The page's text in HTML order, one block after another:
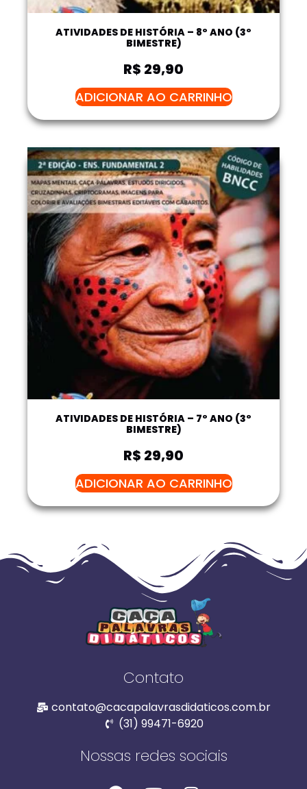
ATIVIDADES DE HISTÓRIA – 8º ANO (3º
BIMESTRE)
R$ 29,90
ADICIONAR AO CARRINHO
ATIVIDADES DE HISTÓRIA – 7º ANO (3º
BIMESTRE)
R$ 29,90
ADICIONAR AO CARRINHO
Contato
contato@cacapalavrasdidaticos.com.br
(31) 99471-6920
Nossas redes sociais